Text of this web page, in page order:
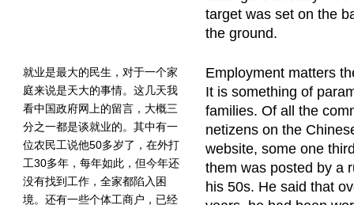
target was set on the
the ground.
就业是最大的民生，对于一个家
庭来说是天大的事情。这几天我
看中国政府网上的留言，大概三
分之一都是谈就业的。其中有一
位农民工说他50多岁了，在外打
工30多年，每年如此，但今年还
没有找到工作，全家都陷入困
境。还有一些个体工商户，已经
Employment matters
It is something of
families. Of all the
netizens on the
website, some one
them was posted by a
his 50s. He said that